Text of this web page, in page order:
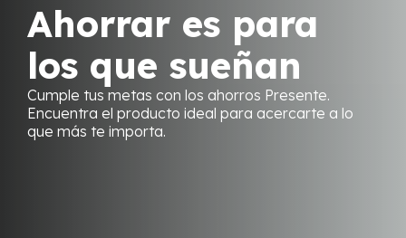
Ahorrar es para
los que sueñan
Cumple tus metas con los ahorros Presente.
Encuentra el producto ideal para acercarte a lo
que más te importa.